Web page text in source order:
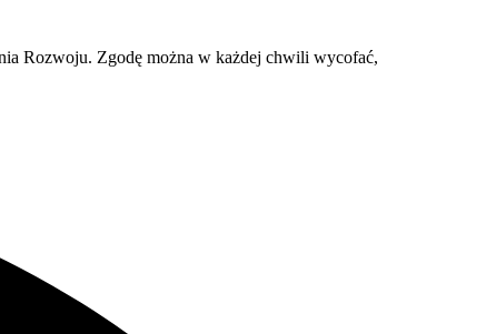
Rozwoju. Zgodę można w każdej chwili wycofać,